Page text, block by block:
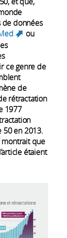
de données
(link
ou
ce genre de
de
rétractation
1977
50 en 2013.
montrait que
étaient